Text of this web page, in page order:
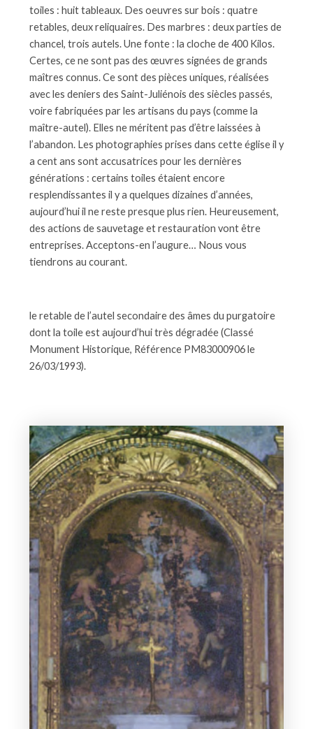
toiles : huit tableaux. Des oeuvres sur bois : quatre
retables, deux reliquaires. Des marbres : deux parties de
chancel, trois autels. Une fonte : la cloche de 400 Kilos.
Certes, ce ne sont pas des œuvres signées de grands
maîtres connus. Ce sont des pièces uniques, réalisées
avec les deniers des Saint-Juliénois des siècles passés,
voire fabriquées par les artisans du pays (comme la
maître-autel). Elles ne méritent pas d’être laissées à
l’abandon. Les photographies prises dans cette église il y
a cent ans sont accusatrices pour les dernières
générations : certains toiles étaient encore
resplendissantes il y a quelques dizaines d’années,
aujourd’hui il ne reste presque plus rien. Heureusement,
des actions de sauvetage et restauration vont être
entreprises. Acceptons-en l’augure… Nous vous
tiendrons au courant.
le retable de l’autel secondaire des âmes du purgatoire
dont la toile est aujourd’hui très dégradée (Classé
Monument Historique, Référence PM83000906 le
26/03/1993).